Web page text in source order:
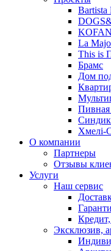
Bartista
KOFAN
La Majo
This is
Брамс
Дом
Хмелі-
О компании
Партнеры
Отзывы
Услуги
Наш сервис
Эксклюзив,